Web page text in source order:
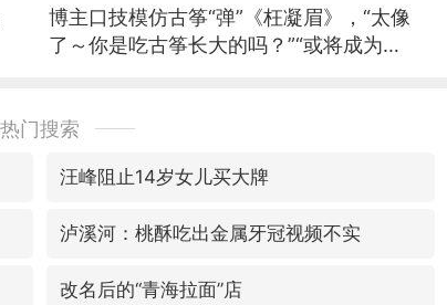
博主口技模仿古筝“弹”《枉凝眉》，“太像
了～你是吃古筝长大的吗？”“或将成为首
热门搜索
汪峰阻止14岁女儿买大牌
泸溪河：桃酥吃出金属牙冠视频不实
改名后的“青海拉面”店